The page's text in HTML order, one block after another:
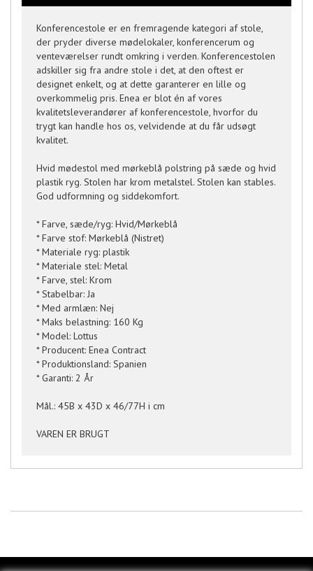
Konferencestole er en fremragende kategori af stole,
der pryder diverse mødelokaler, konferencerum og
venteværelser rundt omkring i verden. Konferencestolen
adskiller sig fra andre stole i det, at den oftest er
designet enkelt, og at dette garanterer en lille og
overkommelig pris. Enea er blot én af vores
kvalitetsleverandører af konferencestole, hvorfor du
trygt kan handle hos os, velvidende at du får udsøgt
kvalitet.
Hvid mødestol med mørkeblå polstring på sæde og hvid
plastik ryg. Stolen har krom metalstel. Stolen kan stables.
God udformning og siddekomfort.
* Farve, sæde/ryg: Hvid/Mørkeblå
* Farve stof: Mørkeblå (Nistret)
* Materiale ryg: plastik
* Materiale stel: Metal
* Farve, stel: Krom
* Stabelbar: Ja
* Med armlæn: Nej
* Maks belastning: 160 Kg
* Model: Lottus
* Producent: Enea Contract
* Produktionsland: Spanien
* Garanti: 2 År
Mål.: 45B x 43D x 46/77H i cm
VAREN ER BRUGT